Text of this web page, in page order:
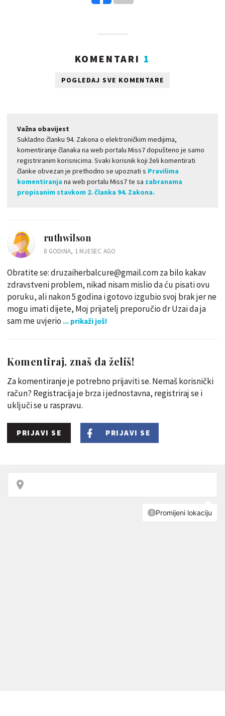
KOMENTARI 1
POGLEDAJ SVE KOMENTARE
Važna obavijest
Sukladno članku 94. Zakona o elektroničkim medijima,
komentiranje članaka na web portalu Miss7 dopušteno je samo
registriranim korisnicima. Svaki korisnik koji želi komentirati
članke obvezan je prethodno se upoznati s Pravilima
komentiranja na web portalu Miss7 te sa zabranama
propisanim stavkom 2. članka 94. Zakona.
ruthwilson
8 GODINA, 1 MJESEC AGO
Obratite se: druzaiherbalcure@gmail.com za bilo kakav
zdravstveni problem, nikad nisam mislio da ću pisati ovu
poruku, ali nakon 5 godina i gotovo izgubio svoj brak jer ne
mogu imati dijete, Moj prijatelj preporučio dr Uzai da ja
sam me uvjerio ... prikaži još!
Komentiraj, znaš da želiš!
Za komentiranje je potrebno prijaviti se. Nemaš korisnički
račun? Registracija je brza i jednostavna, registriraj se i
uključi se u raspravu.
PRIJAVI SE PRIJAVI SE